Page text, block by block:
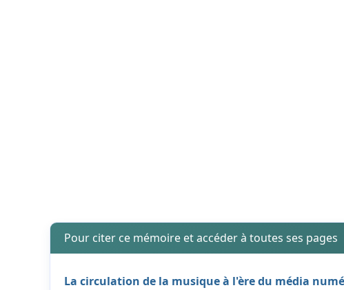
Pour citer ce mémoire et accéder à toutes ses pages
La circulation de la musique à l'ère du média